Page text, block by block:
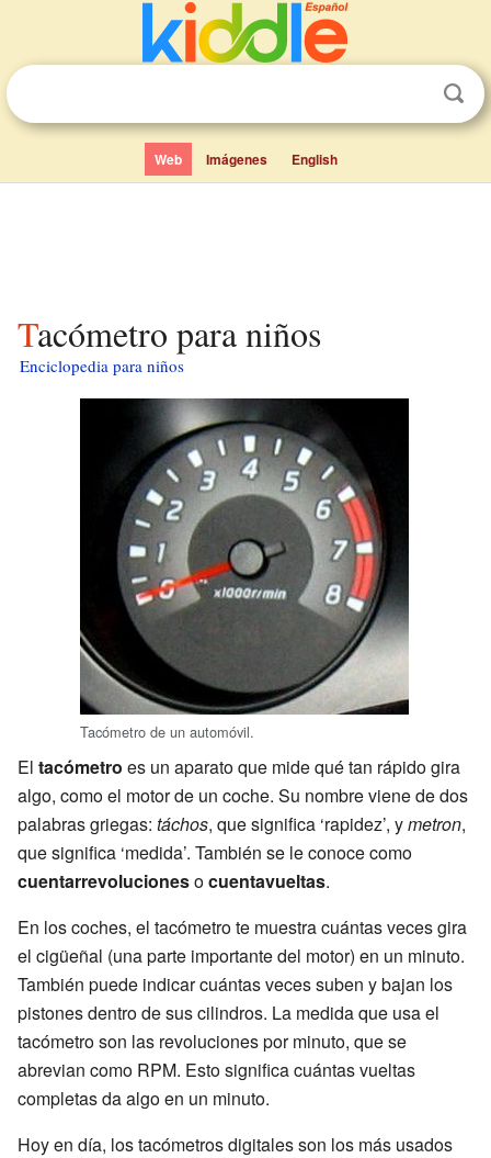
Web Imágenes English
Tacómetro para niños
Enciclopedia para niños
Tacómetro de un automóvil.
El tacómetro es un aparato que mide qué tan rápido gira
algo, como el motor de un coche. Su nombre viene de dos
palabras griegas: táchos, que significa ‘rapidez’, ymetron,
que significa ‘medida’. También se le conoce como
cuentarrevolucionesocuentavueltas.
En los coches, el tacómetro te muestra cuántas veces gira
el cigüeñal (una parte importante del motor) en un minuto.
También puede indicar cuántas veces suben y bajan los
pistones dentro de sus cilindros. La medida que usa el
tacómetro son las revoluciones por minuto, que se
abrevian como RPM. Esto significa cuántas vueltas
completas da algo en un minuto.
Hoy en día, los tacómetros digitales son los más usados